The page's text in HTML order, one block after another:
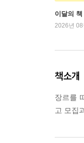
이달의
2026년 08
책소개
장르를
고 모집